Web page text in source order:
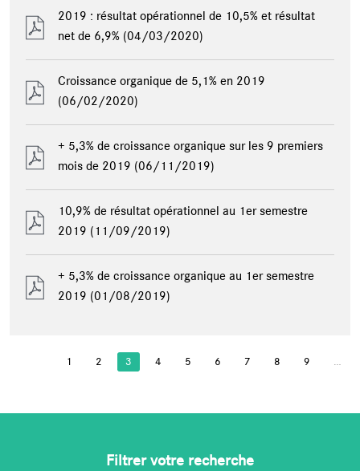
2019 : résultat opérationnel de 10,5% et résultat
net de 6,9% (04/03/2020)
Croissance organique de 5,1% en 2019
(06/02/2020)
+ 5,3% de croissance organique sur les 9 premiers
mois de 2019 (06/11/2019)
10,9% de résultat opérationnel au 1er semestre
2019 (11/09/2019)
+ 5,3% de croissance organique au 1er semestre
2019 (01/08/2019)
1 2 3 4 5 6 7 8 9 …
Filtrer votre recherche